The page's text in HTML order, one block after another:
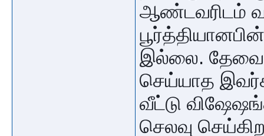
ஆண்டவரிடம்
இல்லை. தேவை
செய்யாத
வீட்டு
செலவு